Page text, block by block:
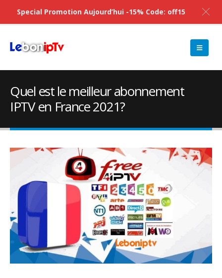
Quel est le meilleur abonnement
IPTV en France 2021?
Special Promotion Aujourd’hui -15% Code: off15